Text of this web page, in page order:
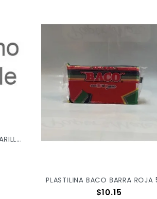
PLASTILINA BACO BARRA AMARILLO 51 X/100
Precio
$10.15